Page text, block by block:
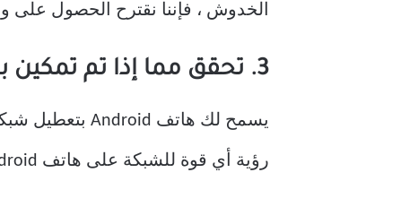
الخدوش ، فإننا نقترح الحصول
3. تحقق مما إذا تم تمكين بطاقة SIM
رؤية أي قوة للشبكة على هاتف Android ، فيمكنك التحقق مما إذا تم تعطيل بطاقة SIM الخاصة بك.